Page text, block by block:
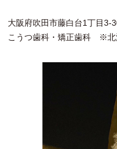
大阪府吹田市藤白台1丁目3-
こうつ歯科・矯正歯科 ※北